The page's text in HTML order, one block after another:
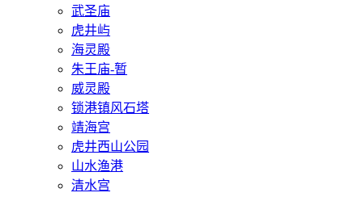
武圣庙
虎井屿
海灵殿
朱王庙-暂
威灵殿
锁港镇风石塔
靖海宫
虎井西山公园
山水渔港
清水宫